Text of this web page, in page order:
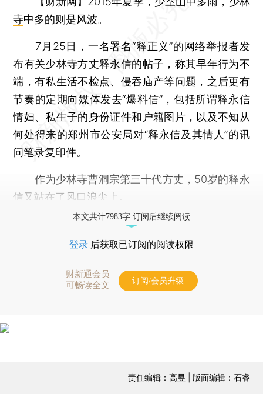
寺中多的则是风波。
7月25日，一名署名“释正义”的网络举报者发
布有关少林寺方丈释永信的帖子，称其早年行为不
端，有私生活不检点、侵吞庙产等问题，之后更有
节奏的定期向媒体发去“爆料信”，包括所谓释永信
情妇、私生子的身份证件和户籍图片，以及不知从
何处得来的郑州市公安局对“释永信及其情人”的讯
问笔录复印件。
作为少林寺曹洞宗第三十代方丈，50岁的释永
信又站在了风口浪尖上。
本文共计7983字 订阅后继续阅读
登录 后获取已订阅的阅读权限
财新通会员
可畅读全文
订阅/会员升级
责任编辑：高昱 | 版面编辑：石睿